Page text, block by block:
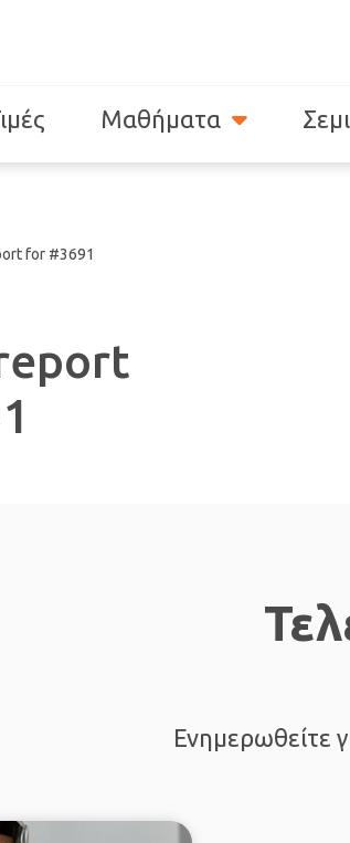
Μαθήματα
for #3691
Ενημερωθείτε